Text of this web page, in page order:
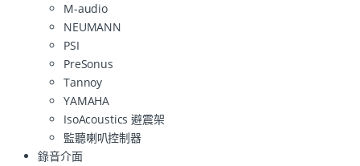
M-audio
NEUMANN
PSI
PreSonus
Tannoy
YAMAHA
IsoAcoustics 避震架
監聽喇叭控制器
錄音介面